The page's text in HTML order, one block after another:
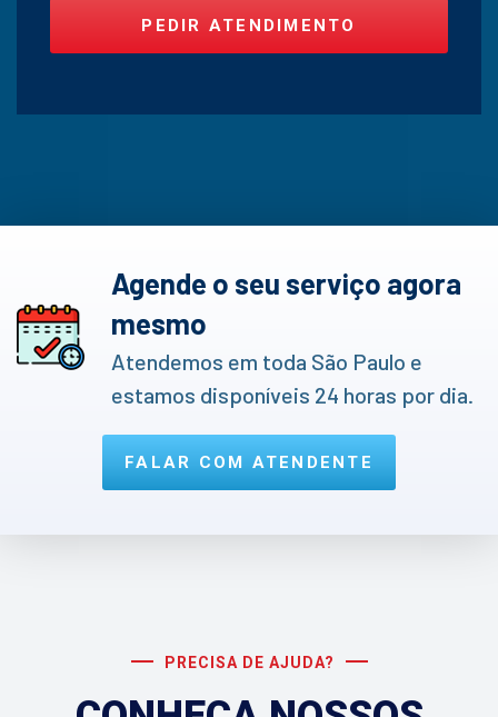
PEDIR ATENDIMENTO
Agende o seu serviço agora
mesmo
Atendemos em toda São Paulo e
estamos disponíveis 24 horas por dia.
FALAR COM ATENDENTE
PRECISA DE AJUDA?